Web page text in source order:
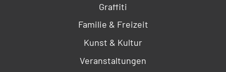
Graffiti
Familie & Freizeit
Kunst & Kultur
Veranstaltungen